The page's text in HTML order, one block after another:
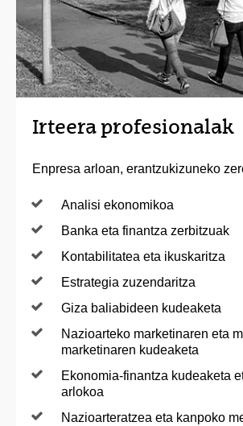
Irteera profesionalak
Enpresa arloan, erantzukizuneko
Analisi ekonomikoa
Banka eta finantza zerbitzuak
Kontabilitatea eta ikuskaritza
Estrategia zuzendaritza
Giza baliabideen kudeaketa
Nazioarteko marketinaren eta
marketinaren kudeaketa
Ekonomia-finantza kudeaketa
arlokoa
Nazioarteratzea eta kanpoko